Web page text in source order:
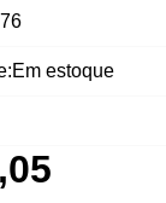
estoque